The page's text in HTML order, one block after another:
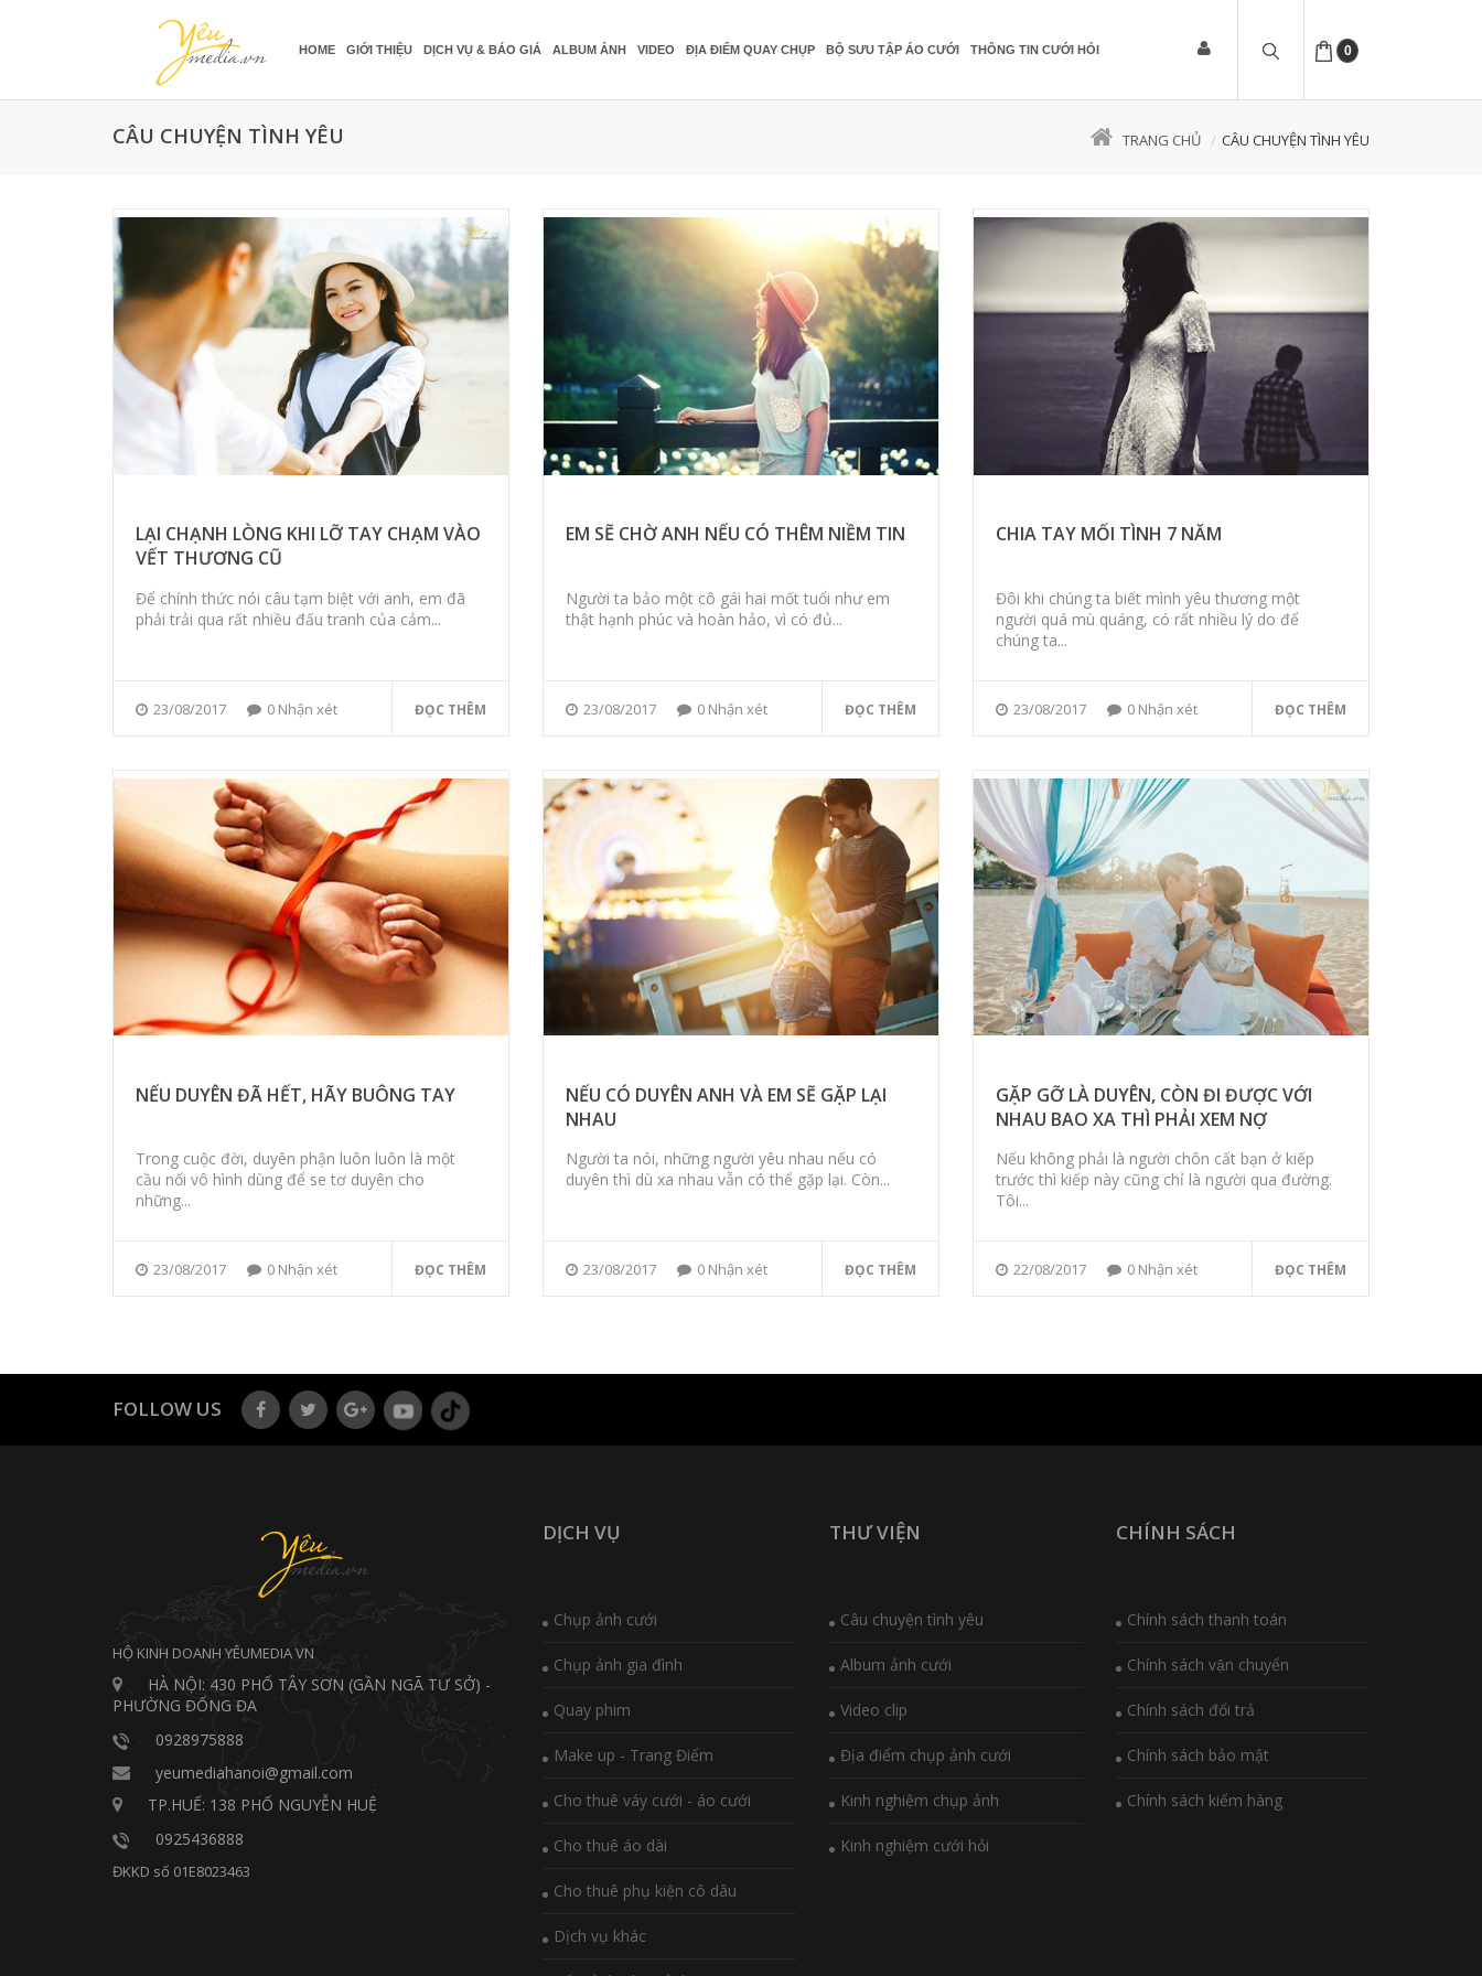
0
HOME GIỚI THIỆU DỊCH VỤ & BÁO GIÁ ALBUM ẢNH VIDEO ĐỊA ĐIỂM QUAY CHỤP BỘ SƯU TẬP ÁO CƯỚI THÔNG TIN CƯỚI HỎI
CÂU CHUYỆN TÌNH YÊU TRANG CHỦ CÂU CHUYỆN TÌNH YÊU
LẠI CHẠNH LÒNG KHI LỠ TAY CHẠM VÀO
VẾT THƯƠNG CŨ
Để chính thức nói câu tạm biệt với anh, em đã
phải trải qua rất nhiều đấu tranh của cảm...
23/08/2017 0 Nhận xét ĐỌC THÊM
EM SẼ CHỜ ANH NẾU CÓ THÊM NIỀM TIN
Người ta bảo một cô gái hai mốt tuổi như em
thật hạnh phúc và hoàn hảo, vì có đủ...
23/08/2017 0 Nhận xét ĐỌC THÊM
CHIA TAY MỐI TÌNH 7 NĂM
Đôi khi chúng ta biết mình yêu thương một
người quá mù quáng, có rất nhiều lý do để
chúng ta...
23/08/2017 0 Nhận xét ĐỌC THÊM
NẾU DUYÊN ĐÃ HẾT, HÃY BUÔNG TAY
Trong cuộc đời, duyên phận luôn luôn là một
cầu nối vô hình dùng để se tơ duyên cho
những...
23/08/2017 0 Nhận xét ĐỌC THÊM
NẾU CÓ DUYÊN ANH VÀ EM SẼ GẶP LẠI
NHAU
Người ta nói, những người yêu nhau nếu có
duyên thì dù xa nhau vẫn có thể gặp lại. Còn...
23/08/2017 0 Nhận xét ĐỌC THÊM
GẶP GỠ LÀ DUYÊN, CÒN ĐI ĐƯỢC VỚI
NHAU BAO XA THÌ PHẢI XEM NỢ
Nếu không phải là người chôn cất bạn ở kiếp
trước thì kiếp này cũng chỉ là người qua đường.
Tôi...
22/08/2017 0 Nhận xét ĐỌC THÊM
FOLLOW US
HỘ KINH DOANH YÊUMEDIA VN
HÀ NỘI: 430 PHỐ TÂY SƠN (GẦN NGÃ TƯ SỞ) -
PHƯỜNG ĐỐNG ĐA
0928975888
yeumediahanoi@gmail.com
TP.HUẾ: 138 PHỐ NGUYỄN HUỆ
0925436888
ĐKKD số 01E8023463
DỊCH VỤ
Chụp ảnh cưới
Chụp ảnh gia đình
Quay phim
Make up - Trang Điểm
Cho thuê váy cưới - áo cưới
Cho thuê áo dài
Cho thuê phụ kiện cô dâu
Dịch vụ khác
THƯ VIỆN
Câu chuyện tình yêu
Album ảnh cưới
Video clip
Địa điểm chụp ảnh cưới
Kinh nghiệm chụp ảnh
Kinh nghiệm cưới hỏi
CHÍNH SÁCH
Chính sách thanh toán
Chính sách vận chuyển
Chính sách đổi trả
Chính sách bảo mật
Chính sách kiểm hàng